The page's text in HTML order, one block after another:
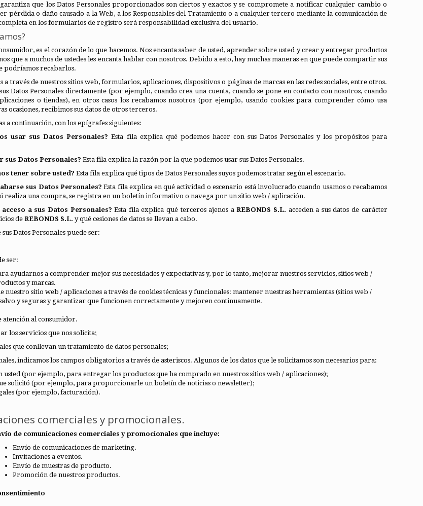
que los Datos Personales proporcionados son ciertos y exactos y se compromete a notificar cualquier cambio o
pérdida o daño causado a la Web, a los Responsables del Tratamiento o a cualquier tercero mediante la comunicación de
en los formularios de registro será responsabilidad exclusiva del usuario.
es el corazón de lo que hacemos. Nos encanta saber de usted, aprender sobre usted y crear y entregar productos
que a muchos de ustedes les encanta hablar con nosotros. Debido a esto, hay muchas maneras en que puede compartir sus
podríamos recabarlos.
través de nuestros sitios web, formularios, aplicaciones, dispositivos o páginas de marcas en las redes sociales, entre otros.
Datos Personales directamente (por ejemplo, cuando crea una cuenta, cuando se pone en contacto con nosotros, cuando
o tiendas), en otros casos los recabamos nosotros (por ejemplo, usando cookies para comprender cómo usa
ocasiones, recibimos sus datos de otros terceros.
a continuación, con los epígrafes siguientes:
usar sus Datos Personales? Esta fila explica qué podemos hacer con sus Datos Personales y los propósitos para
sus Datos Personales? Esta fila explica la razón por la que podemos usar sus Datos Personales.
tener sobre usted? Esta fila explica qué tipos de Datos Personales suyos podemos tratar según el escenario.
sus Datos Personales? Esta fila explica en qué actividad o escenario está involucrado cuando usamos o recabamos
realiza una compra, se registra en un boletín informativo o navega por un sitio web / aplicación.
a sus Datos Personales? Esta fila explica qué terceros ajenos aREBONDS S.L. acceden a sus datos de carácter
deREBONDS S.L. y qué cesiones de datos se llevan a cabo.
Datos Personales puede ser:
ser:
ayudarnos a comprender mejor sus necesidades y expectativas y, por lo tanto, mejorar nuestros servicios, sitios web /
y marcas.
sitio web / aplicaciones a través de cookies técnicas y funcionales: mantener nuestras herramientas (sitios web /
y seguras y garantizar que funcionen correctamente y mejoren continuamente.
al consumidor.
los servicios que nos solicita;
que conllevan un tratamiento de datos personales;
indicamos los campos obligatorios a través de asteriscos. Algunos de los datos que le solicitamos son necesarios para:
(por ejemplo, para entregar los productos que ha comprado en nuestros sitios web / aplicaciones);
solicitó (por ejemplo, para proporcionarle un boletín de noticias o newsletter);
(por ejemplo, facturación).
comerciales y promocionales.
de comunicaciones comerciales y promocionales que incluye:
Envío de comunicaciones de marketing.
Invitaciones a eventos.
Envío de muestras de producto.
Promoción de nuestros productos.